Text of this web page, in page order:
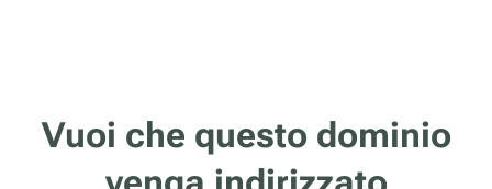
Vuoi che questo dominio